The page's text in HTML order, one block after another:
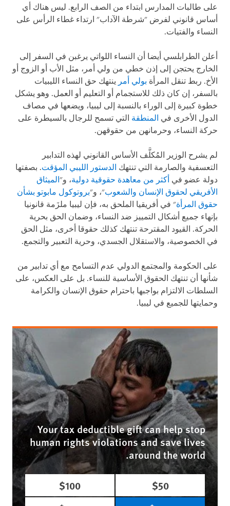
على طالبات المدارس ابتداء من الصف الرابع. ليس هناك أي
أساس قانوني لفرض "شرطة الآداب" ارتداء غطاء الرأس على
النساء والفتيات.
أعلن الطرابلسي أيضا أن النساء اللواتي يرغبن في السفر إلى
الخارج يحتجن إلى إذن خطي من ولي أمر، مثل الأب أو الزوج أو
الأخ. ربط تنقل المرأة بولي أمر ينتهك حق النساء الليبيات
بالسفر، إن كان ذلك للاستجمام أو التعليم أو العمل. وهو يشكل
خطوة كبيرة إلى الوراء بالنسبة إلى ليبيا، ويضعها في مصاف
الدول الأخرى في المنطقة التي تسمح للرجال بالسيطرة على
حركة النساء، وحرمانهن من حقوقهن.
لم يشرح الوزير المُكلَّف الأساس القانوني لهذه التدابير
التعسفية والصارمة التي تنتهك الدستور الليبي المؤقت. بصفتها
دولة عضو في أكثر من معاهدة حقوقية دولية، و"الميثاق
الأفريقي لحقوق الإنسان والشعوب"، و"بروتوكول مابوتو بشأن
حقوق المرأة" في أفريقيا الملحق به، فإن ليبيا ملزَمة قانونيا
بإنهاء جميع أشكال التمييز ضد النساء، وضمان الحق بحرية
الحركة. القيود المقترحة تنتهك كذلك حقوقا أخرى، مثل الحق
في الخصوصية، والاستقلال الجسدي، وحرية التعبير والتجمع.
على الحكومة والمجتمع الدولي عدم التسامح مع أي تدابير من
شأنها أن تنتهك الحقوق الأساسية للنساء. بل على العكس، على
السلطات الالتزام بواجبها باحترام حقوق الإنسان والكرامة
وحمايتها للجميع في ليبيا.
Your tax deductible gift can help stop
human rights violations and save lives
around the world.
$50
$100